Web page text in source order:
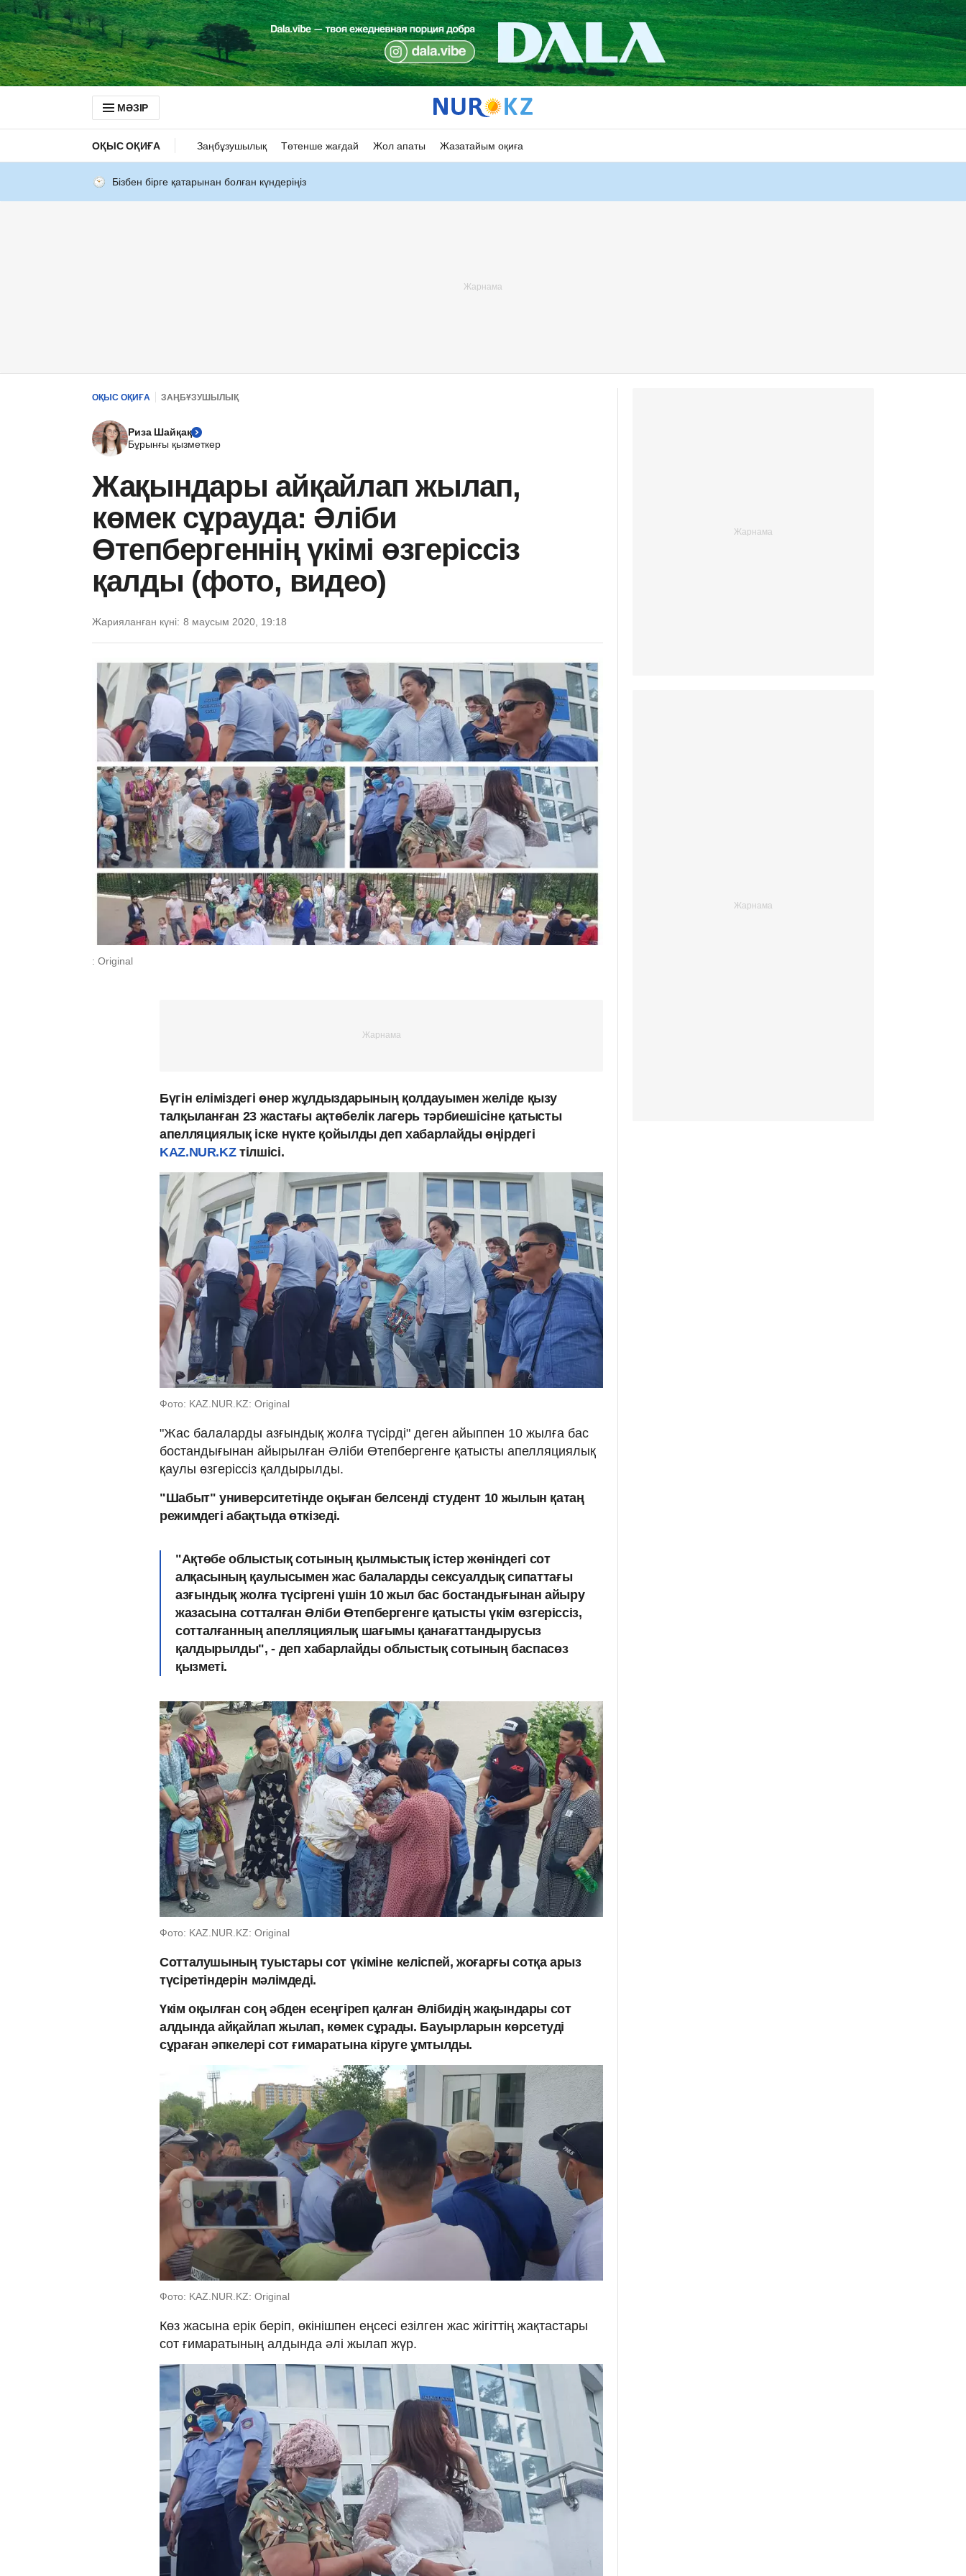
МӘЗІР
ОҚЫС ОҚИҒА Заңбұзушылық Төтенше жағдай Жол апаты Жазатайым оқиға
Бізбен бірге қатарынан болған күндеріңіз
ОҚЫС ОҚИҒА ЗАҢБҰЗУШЫЛЫҚ
Риза Шайқақ
Бұрынғы қызметкер
Жақындары айқайлап жылап,
көмек сұрауда: Әліби
Өтепбергеннің үкімі өзгеріссіз
қалды (фото, видео)
Жарияланған күні: 8 маусым 2020, 19:18
: Original
Бүгін еліміздегі өнер жұлдыздарының қолдауымен желіде қызу
талқыланған 23 жастағы ақтөбелік лагерь тәрбиешісіне қатысты
апелляциялық іске нүкте қойылды деп хабарлайды өңірдегі
KAZ.NUR.KZтілшісі.
Фото: KAZ.NUR.KZ: Original
"Жас балаларды азғындық жолға түсірді" деген айыппен 10 жылға бас
бостандығынан айырылған Әліби Өтепбергенге қатысты апелляциялық
қаулы өзгеріссіз қалдырылды.
"Шабыт" университетінде оқыған белсенді студент 10 жылын қатаң
режимдегі абақтыда өткізеді.
"Ақтөбе облыстық сотының қылмыстық істер жөніндегі сот
алқасының қаулысымен жас балаларды сексуалдық сипаттағы
азғындық жолға түсіргені үшін 10 жыл бас бостандығынан айыру
жазасына сотталған Әліби Өтепбергенге қатысты үкім өзгеріссіз,
сотталғанның апелляциялық шағымы қанағаттандырусыз
қалдырылды", - деп хабарлайды облыстық сотының баспасөз
қызметі.
Фото: KAZ.NUR.KZ: Original
Сотталушының туыстары сот үкіміне келіспей, жоғарғы сотқа арыз
түсіретіндерін мәлімдеді.
Үкім оқылған соң әбден есеңгіреп қалған Әлібидің жақындары сот
алдында айқайлап жылап, көмек сұрады. Бауырларын көрсетуді
сұраған әпкелері сот ғимаратына кіруге ұмтылды.
Фото: KAZ.NUR.KZ: Original
Көз жасына ерік беріп, өкінішпен еңсесі езілген жас жігіттің жақтастары
сот ғимаратының алдында әлі жылап жүр.